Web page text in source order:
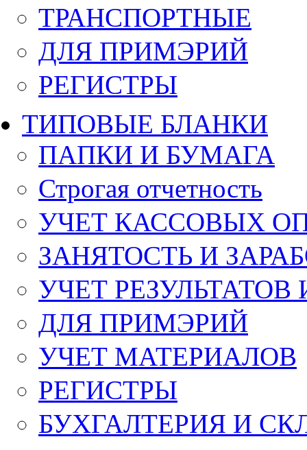
ТРАНСПОРТНЫЕ
ДЛЯ ПРИМЭРИЙ
РЕГИСТРЫ
ТИПОВЫЕ БЛАНКИ
ПАПКИ И БУМАГА
Строгая отчетность
УЧЕТ КАССОВЫХ
ЗАНЯТОСТЬ И
УЧЕТ
ДЛЯ ПРИМЭРИЙ
УЧЕТ МАТЕРИАЛОВ
РЕГИСТРЫ
БУХГАЛТЕРИЯ И